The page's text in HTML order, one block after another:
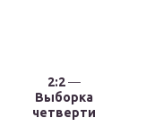
2:2—
Выборка
четверти